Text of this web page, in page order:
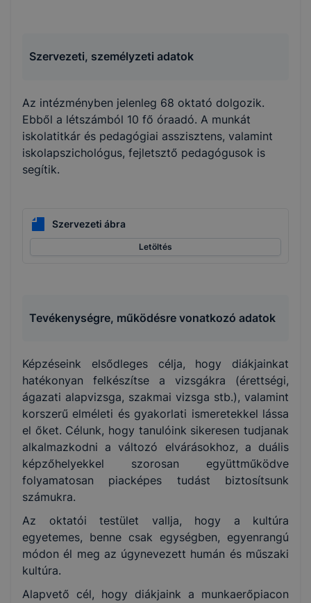
Szervezeti, személyzeti adatok
Az intézményben jelenleg 68 oktató dolgozik.
Ebből a létszámból 10 fő óraadó. A munkát
iskolatitkár és pedagógiai asszisztens, valamint
iskolapszichológus, fejletsztő pedagógusok is
segítik.
Szervezeti ábra
Letöltés
Tevékenységre, működésre vonatkozó adatok
Képzéseink elsődleges célja, hogy diákjainkat
hatékonyan felkészítse a vizsgákra (érettségi,
ágazati alapvizsga, szakmai vizsga stb.), valamint
korszerű elméleti és gyakorlati ismeretekkel lássa
el őket. Célunk, hogy tanulóink sikeresen tudjanak
alkalmazkodni a változó elvárásokhoz, a duális
képzőhelyekkel szorosan együttműködve
folyamatosan piacképes tudást biztosítsunk
számukra.
Az oktatói testület vallja, hogy a kultúra
egyetemes, benne csak egységben, egyenrangú
módon él meg az úgynevezett humán és műszaki
kultúra.
Alapvető cél, hogy diákjaink a munkaerőpiacon